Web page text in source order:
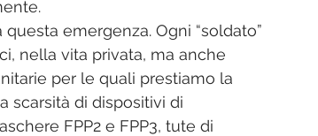
emergenza. Ogni “soldato”
nella vita privata, ma anche
per le quali prestiamo la
scarsità di dispositivi di
FPP2 e FPP3, tute di